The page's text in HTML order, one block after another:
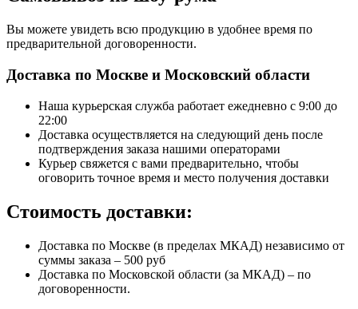
Вы можете увидеть всю продукцию в удобнее время по
предварительной договоренности.
Доставка по Москве и Московский области
Наша курьерская служба работает ежедневно с 9:00 до
22:00
Доставка осуществляется на следующий день после
подтверждения заказа нашими операторами
Курьер свяжется с вами предварительно, чтобы
оговорить точное время и место получения доставки
Стоимость доставки:
Доставка по Москве (в пределах МКАД) независимо от
суммы заказа – 500 руб
Доставка по Московской области (за МКАД) – по
договоренности.